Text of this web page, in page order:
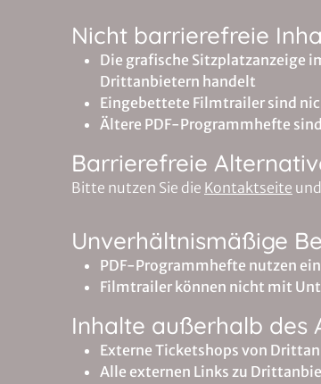
Nicht barrierefreie
Die grafische Sitzplatzanzeige
Drittanbietern handelt
Eingebettete Filmtrailer sind
Ältere PDF-Programmhefte
Barrierefreie
Bitte nutzen Sie die Kontaktseite
Unverhältnismäßige
PDF-Programmhefte nutzen
Filmtrailer können nicht mit
Inhalte außerhalb des
Externe Ticketshops von
Alle externen Links zu